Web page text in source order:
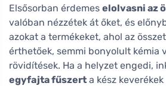
Elsősorban érdemes elolvasni az
valóban nézzétek át őket, és
azokat a termékeket, ahol az
érthetőek, semmi bonyolult kémia
rövidítések. Ha a helyzet engedi,
egyfajta fűszert a kész